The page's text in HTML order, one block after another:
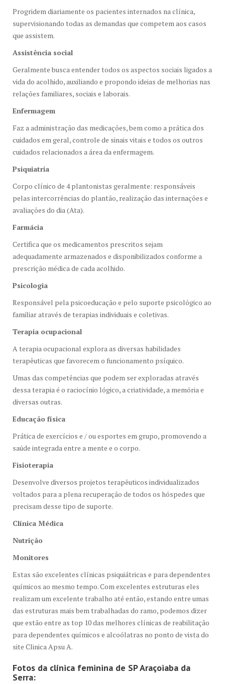
Progridem diariamente os pacientes internados na clínica,
supervisionando todas as demandas que competem aos casos
que assistem.
Assistência social
Geralmente busca entender todos os aspectos sociais ligados a
vida do acolhido, auxiliando e propondo ideias de melhorias nas
relações familiares, sociais e laborais.
Enfermagem
Faz a administração das medicações, bem como a prática dos
cuidados em geral, controle de sinais vitais e todos os outros
cuidados relacionados a área da enfermagem.
Psiquiatria
Corpo clínico de 4 plantonistas geralmente: responsáveis
pelas intercorrências do plantão, realização das internações e
avaliações do dia (Ata).
Farmácia
Certifica que os medicamentos prescritos sejam
adequadamente armazenados e disponibilizados conforme a
prescrição médica de cada acolhido.
Psicologia
Responsável pela psicoeducação e pelo suporte psicológico ao
familiar através de terapias individuais e coletivas.
Terapia ocupacional
A terapia ocupacional explora as diversas habilidades
terapêuticas que favorecem o funcionamento psíquico.
Umas das competências que podem ser exploradas através
dessa terapia é o raciocínio lógico, a criatividade, a memória e
diversas outras.
Educação física
Prática de exercícios e / ou esportes em grupo, promovendo a
saúde integrada entre a mente e o corpo.
Fisioterapia
Desenvolve diversos projetos terapêuticos individualizados
voltados para a plena recuperação de todos os hóspedes que
precisam desse tipo de suporte.
Clínica Médica
Nutrição
Monitores
Estas são excelentes clínicas psiquiátricas e para dependentes
químicos ao mesmo tempo. Com excelentes estruturas eles
realizam um excelente trabalho até então, estando entre umas
das estruturas mais bem trabalhadas do ramo, podemos dizer
que estão entre as top 10 das melhores clínicas de reabilitação
para dependentes químicos e alcoólatras no ponto de vista do
site Clinica Apsu A.
Fotos da clínica feminina de SP Araçoiaba da
Serra: